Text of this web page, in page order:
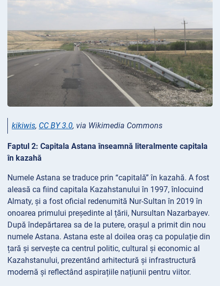
kikiwis, CC BY 3.0, via Wikimedia Commons
Faptul 2: Capitala Astana înseamnă literalmente capitala
în kazahă
Numele Astana se traduce prin “capitală” în kazahă. A fost
aleasă ca fiind capitala Kazahstanului în 1997, înlocuind
Almaty, și a fost oficial redenumită Nur-Sultan în 2019 în
onoarea primului președinte al țării, Nursultan Nazarbayev.
După îndepărtarea sa de la putere, orașul a primit din nou
numele Astana. Astana este al doilea oraș ca populație din
țară și servește ca centrul politic, cultural și economic al
Kazahstanului, prezentând arhitectură și infrastructură
modernă și reflectând aspirațiile națiunii pentru viitor.